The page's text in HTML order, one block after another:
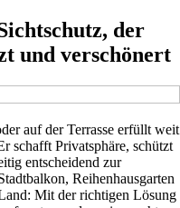
der
und verschönert
auf der Terrasse erfüllt weit
schafft Privatsphäre, schützt
entscheidend zur
Reihenhausgarten
Mit der richtigen Lösung